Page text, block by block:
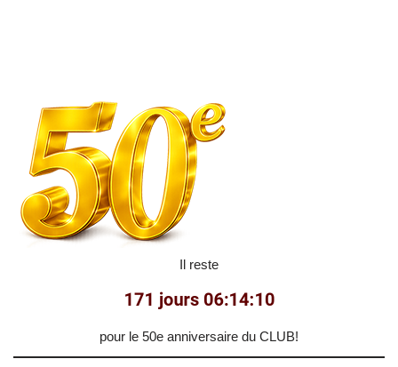
Il reste
pour le 50e anniversaire du CLUB!